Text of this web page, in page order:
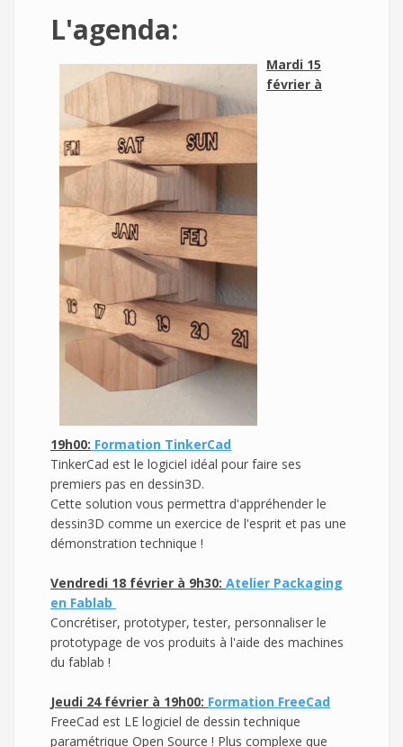
L'agenda:
Mardi 15
février à
19h00: Formation TinkerCad
TinkerCad est le logiciel idéal pour faire ses
premiers pas en dessin3D.
Cette solution vous permettra d'appréhender le
dessin3D comme un exercice de l'esprit et pas une
démonstration technique !
Vendredi 18 février à 9h30: Atelier Packaging
en Fablab
Concrétiser, prototyper, tester, personnaliser le
prototypage de vos produits à l'aide des machines
du fablab !
Jeudi 24 février à 19h00: Formation FreeCad
FreeCad est LE logiciel de dessin technique
paramétrique Open Source ! Plus complexe que